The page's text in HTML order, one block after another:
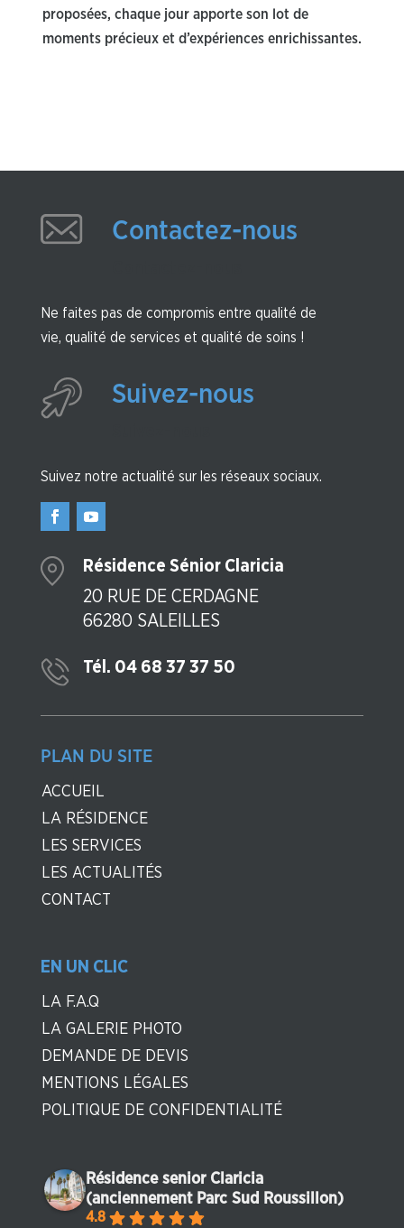
proposées, chaque jour apporte son lot de
moments précieux et d’expériences enrichissantes.
Contactez-nous
Ne faites pas de compromis entre qualité de
vie, qualité de services et qualité de soins !
Suivez-nous
Suivez notre actualité sur les réseaux sociaux.
Résidence Sénior Claricia
20 RUE DE CERDAGNE
66280 SALEILLES
Tél. 04 68 37 37 50
PLAN DU SITE
ACCUEIL
LA RÉSIDENCE
LES SERVICES
LES ACTUALITÉS
CONTACT
EN UN CLIC
LA F.A.Q
LA GALERIE PHOTO
DEMANDE DE DEVIS
MENTIONS LÉGALES
POLITIQUE DE CONFIDENTIALITÉ
Résidence senior Claricia
(anciennement Parc Sud Roussillon)
4.8